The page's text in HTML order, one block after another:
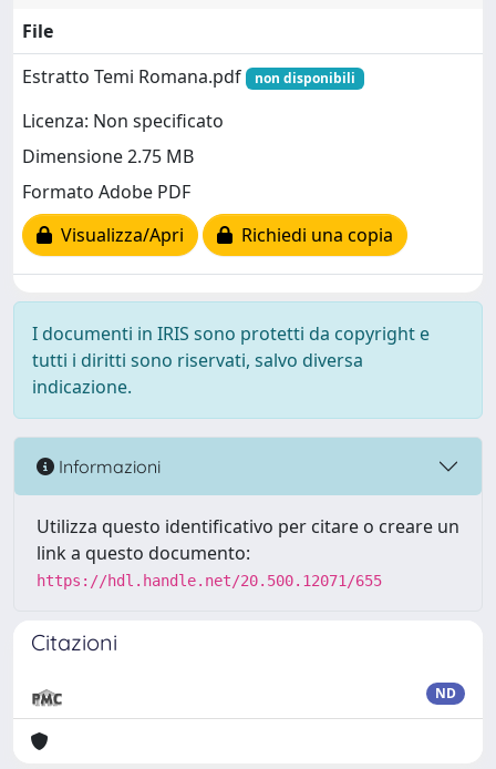
File
Estratto Temi Romana.pdf
non disponibili
Licenza: Non specificato
Dimensione 2.75 MB
Formato Adobe PDF
Visualizza/Apri
Richiedi una copia
I documenti in IRIS sono protetti da copyright e
tutti i diritti sono riservati, salvo diversa
indicazione.
Informazioni
Utilizza questo identificativo per citare o creare un
link a questo documento:
https://hdl.handle.net/20.500.12071/655
Citazioni
ND